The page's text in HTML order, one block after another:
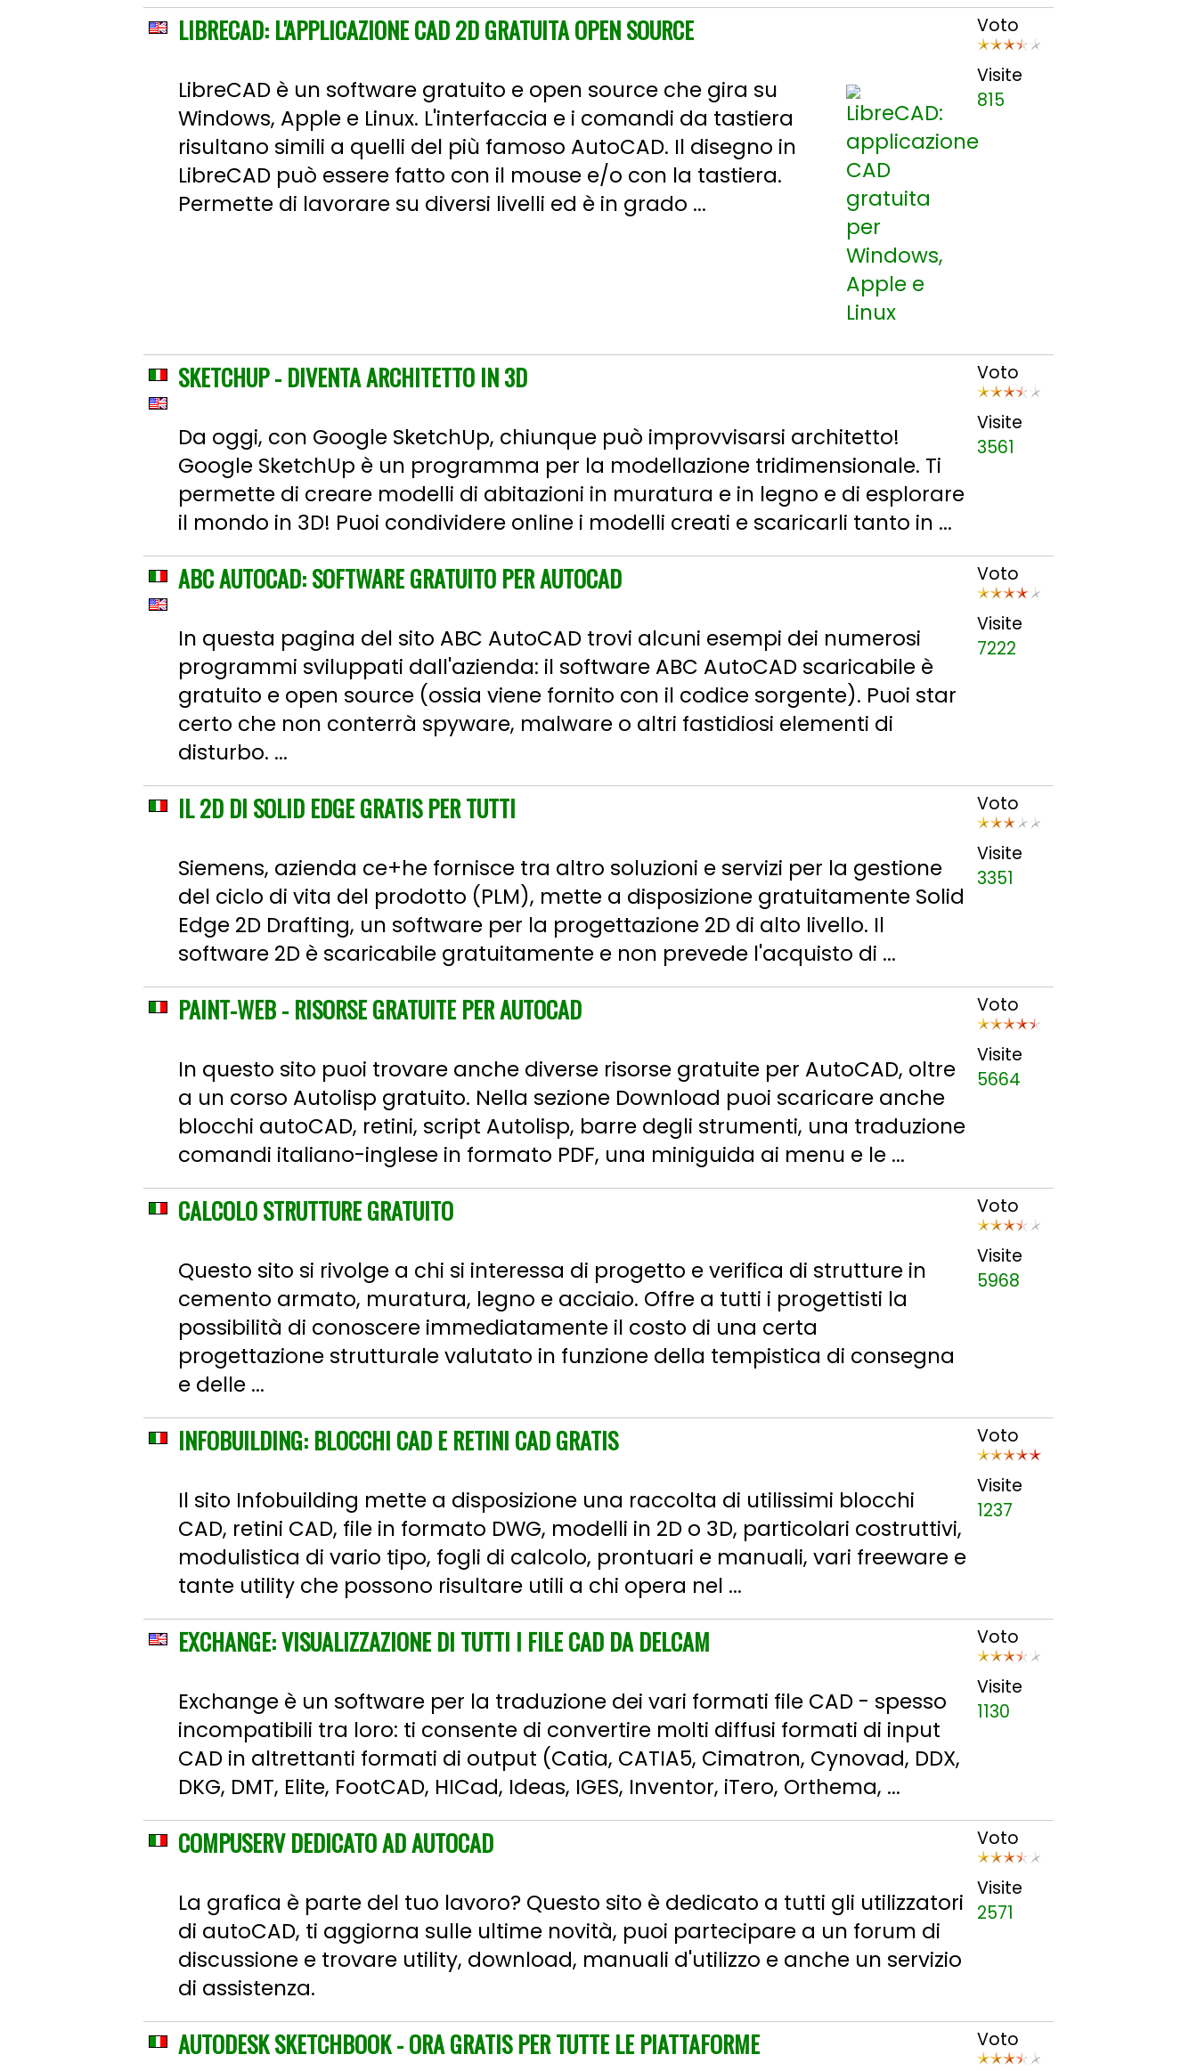
LIBRECAD: L'APPLICAZIONE CAD 2D GRATUITA OPEN SOURCE
LibreCAD è un software gratuito e open source che gira su
Windows, Apple e Linux. L'interfaccia e i comandi da tastiera
risultano simili a quelli del più famoso AutoCAD. Il disegno in
LibreCAD può essere fatto con il mouse e/o con la tastiera.
Permette di lavorare su diversi livelli ed è in grado ...
Voto
Visite
815
SKETCHUP - DIVENTA ARCHITETTO IN 3D
Da oggi, con Google SketchUp, chiunque può improvvisarsi architetto!
Google SketchUp è un programma per la modellazione tridimensionale. Ti
permette di creare modelli di abitazioni in muratura e in legno e di esplorare
il mondo in 3D! Puoi condividere online i modelli creati e scaricarli tanto in ...
Voto
Visite
3561
ABC AUTOCAD: SOFTWARE GRATUITO PER AUTOCAD
In questa pagina del sito ABC AutoCAD trovi alcuni esempi dei numerosi
programmi sviluppati dall'azienda: il software ABC AutoCAD scaricabile è
gratuito e open source (ossia viene fornito con il codice sorgente). Puoi star
certo che non conterrà spyware, malware o altri fastidiosi elementi di
disturbo. ...
Voto
Visite
7222
IL 2D DI SOLID EDGE GRATIS PER TUTTI
Siemens, azienda ce+he fornisce tra altro soluzioni e servizi per la gestione
del ciclo di vita del prodotto (PLM), mette a disposizione gratuitamente Solid
Edge 2D Drafting, un software per la progettazione 2D di alto livello. Il
software 2D è scaricabile gratuitamente e non prevede l'acquisto di ...
Voto
Visite
3351
PAINT-WEB - RISORSE GRATUITE PER AUTOCAD
In questo sito puoi trovare anche diverse risorse gratuite per AutoCAD, oltre
a un corso Autolisp gratuito. Nella sezione Download puoi scaricare anche
blocchi autoCAD, retini, script Autolisp, barre degli strumenti, una traduzione
comandi italiano-inglese in formato PDF, una miniguida ai menu e le ...
Voto
Visite
5664
CALCOLO STRUTTURE GRATUITO
Questo sito si rivolge a chi si interessa di progetto e verifica di strutture in
cemento armato, muratura, legno e acciaio. Offre a tutti i progettisti la
possibilità di conoscere immediatamente il costo di una certa
progettazione strutturale valutato in funzione della tempistica di consegna
e delle ...
Voto
Visite
5968
INFOBUILDING: BLOCCHI CAD E RETINI CAD GRATIS
Il sito Infobuilding mette a disposizione una raccolta di utilissimi blocchi
CAD, retini CAD, file in formato DWG, modelli in 2D o 3D, particolari costruttivi,
modulistica di vario tipo, fogli di calcolo, prontuari e manuali, vari freeware e
tante utility che possono risultare utili a chi opera nel ...
Voto
Visite
1237
EXCHANGE: VISUALIZZAZIONE DI TUTTI I FILE CAD DA DELCAM
Exchange è un software per la traduzione dei vari formati file CAD - spesso
incompatibili tra loro: ti consente di convertire molti diffusi formati di input
CAD in altrettanti formati di output (Catia, CATIA5, Cimatron, Cynovad, DDX,
DKG, DMT, Elite, FootCAD, HICad, Ideas, IGES, Inventor, iTero, Orthema, ...
Voto
Visite
1130
COMPUSERV DEDICATO AD AUTOCAD
La grafica è parte del tuo lavoro? Questo sito è dedicato a tutti gli utilizzatori
di autoCAD, ti aggiorna sulle ultime novità, puoi partecipare a un forum di
discussione e trovare utility, download, manuali d'utilizzo e anche un servizio
di assistenza.
Voto
Visite
2571
AUTODESK SKETCHBOOK - ORA GRATIS PER TUTTE LE PIATTAFORME Voto